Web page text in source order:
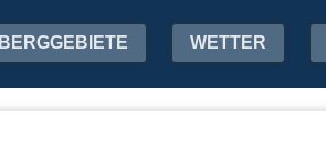
BERGGEBIETE WETTER